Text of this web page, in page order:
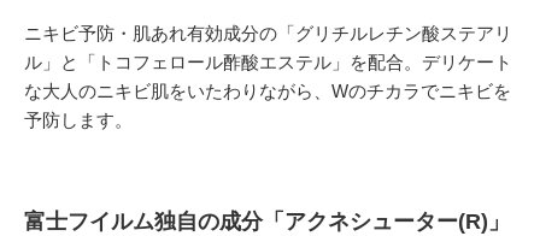
ニキビ予防・肌あれ有効成分の「グリチルレチン酸ステアリ
ル」と「トコフェロール酢酸エステル」を配合。デリケート
な大人のニキビ肌をいたわりながら、Wのチカラでニキビを
予防します。
富士フイルム独自の成分「アクネシューター(R)」